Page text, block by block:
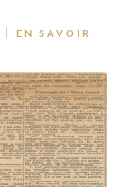
EN SAVOIR